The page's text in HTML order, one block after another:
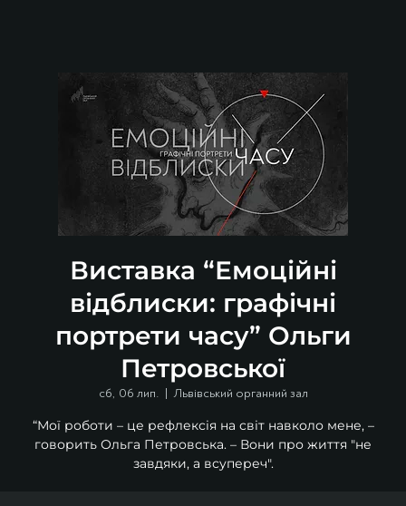
Виставка “Емоційні
відблиски: графічні
портрети часу” Ольги
Петровської
сб, 06 лип.
  |
Львівський органний зал
“Мої роботи – це рефлексія на світ навколо мене, –
говорить Ольга Петровська. – Вони про життя "не
завдяки, а всупереч".